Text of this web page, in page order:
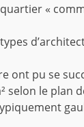
«
ont pu se
selon le plan